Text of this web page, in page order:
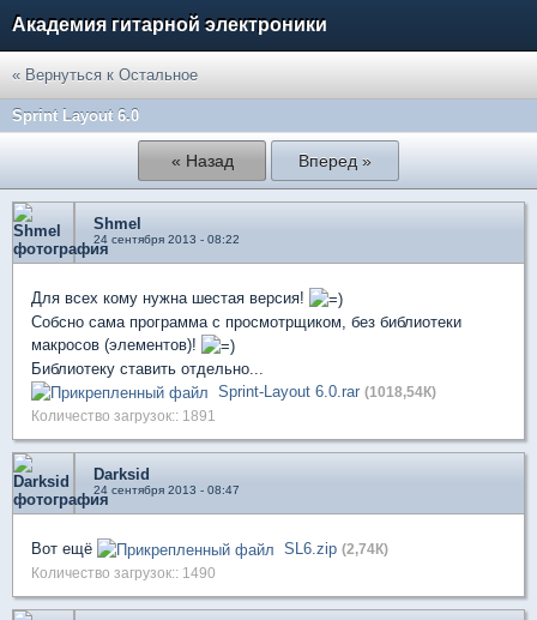
Академия гитарной электроники
« Вернуться к Остальное
Sprint Layout 6.0
« Назад Вперед »
Shmel
24 сентября 2013 - 08:22
Для всех кому нужна шестая версия!
Собсно сама программа с просмотрщиком, без библиотеки
макросов (элементов)!
Библиотеку ставить отдельно...
Sprint-Layout 6.0.rar (1018,54К)
Количество загрузок:: 1891
Darksid
24 сентября 2013 - 08:47
Вот ещё SL6.zip (2,74К)
Количество загрузок:: 1490